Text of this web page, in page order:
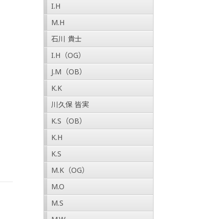
I.H
M.H
石川 貴士
I.H（OG）
J.M（OB）
K.K
川久保 皆実
K.S（OB）
K.H
K.S
M.K（OG）
M.O
M.S